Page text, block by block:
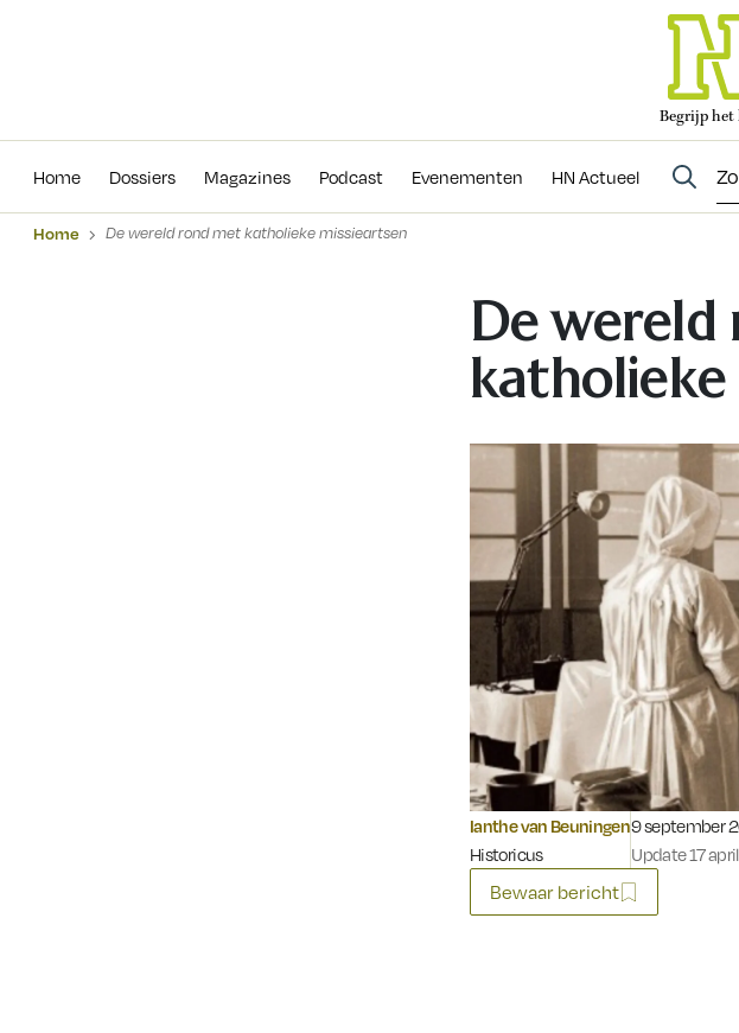
Begrijp het
Home Dossiers Magazines Podcast Evenementen HN Actueel
Evenementen
Home De wereld rond met katholieke missieartsen
De
Ianthe van Beuningen
Historicus
Gepubliceerd
9 september
Update 17
Bewaar bericht